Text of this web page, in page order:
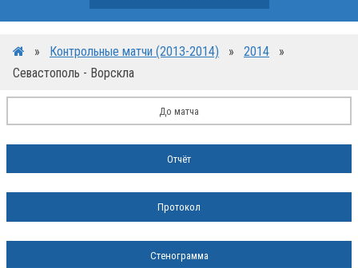
» Контрольные матчи (2013-2014) » 2014
»
Севастополь - Ворскла
До матча
Отчёт
Протокол
Стенограмма